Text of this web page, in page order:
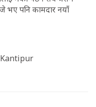
जे भए पनि कामदार नयाँ